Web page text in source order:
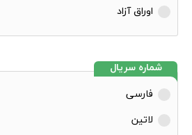
اوراق آزاد
شماره سریال
فارسی
لاتین